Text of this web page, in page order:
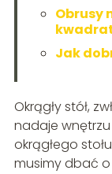
Obrusy
Jak
Okrągły stół,
nadaje wnętrzu
okrągłego
musimy dbać o